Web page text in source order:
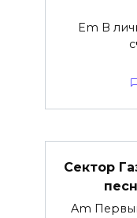
Em В
Сектор
Am